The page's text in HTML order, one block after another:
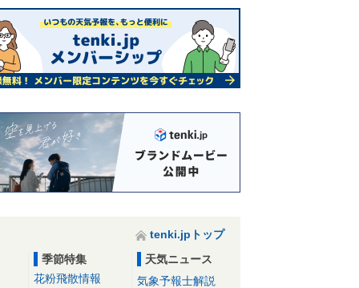
tenki.jpトップ
季節特集
花粉飛散情報
天気ニュース
気象予報士解説